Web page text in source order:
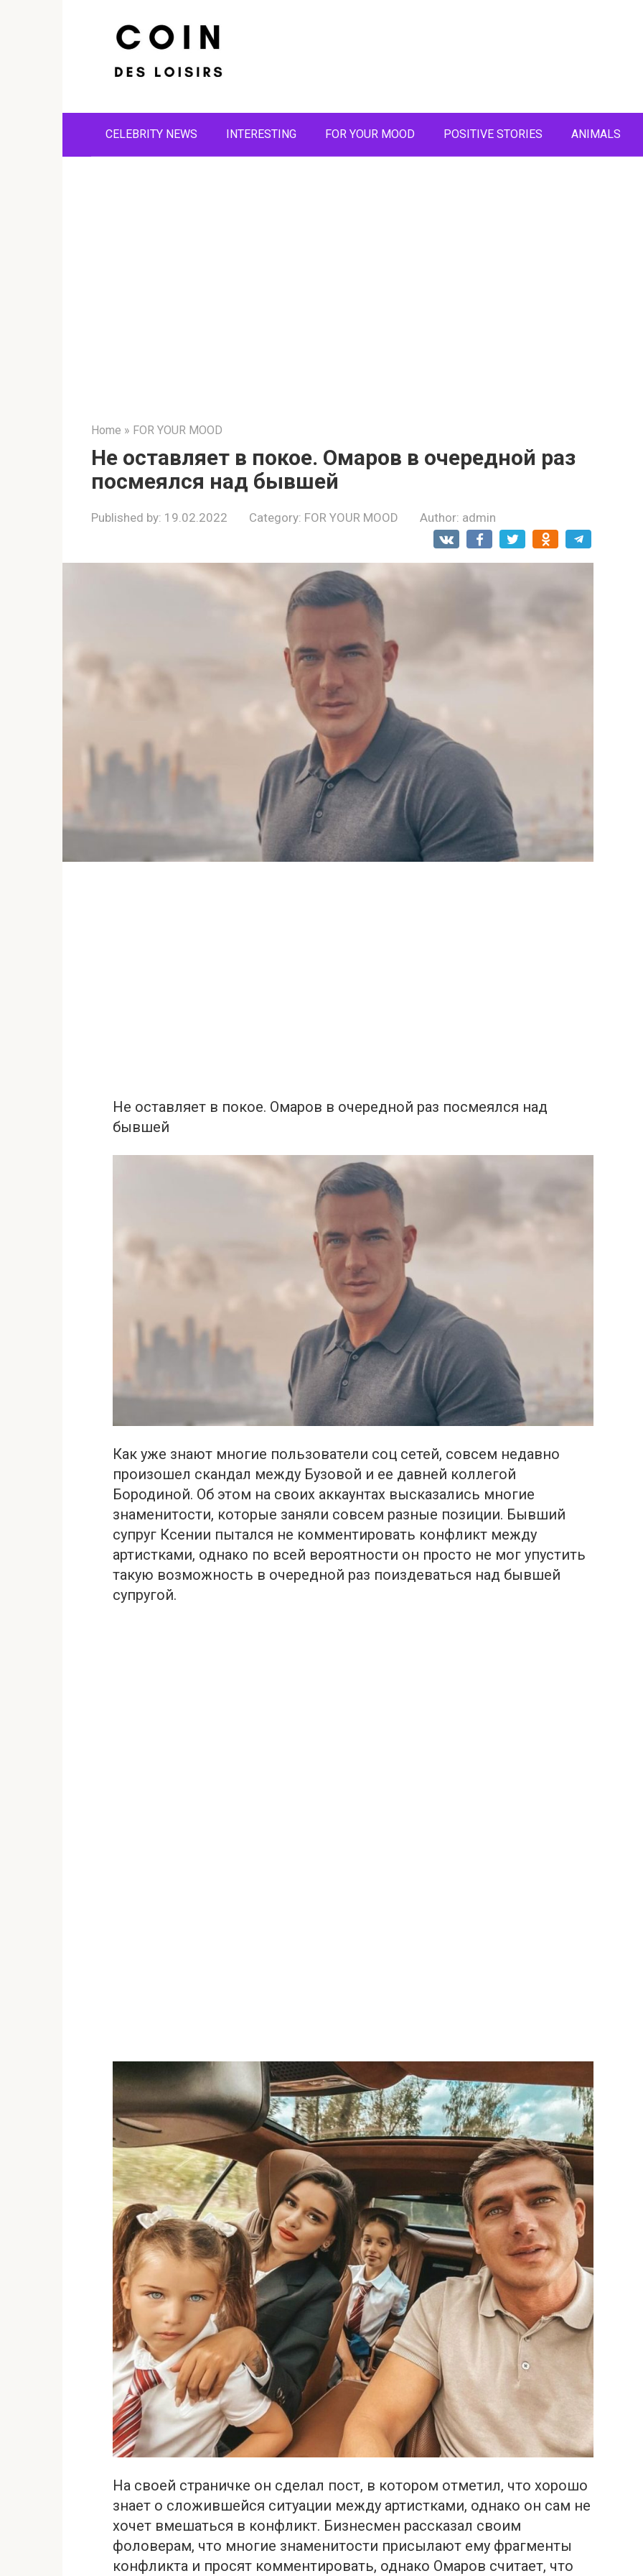
CELEBRITY NEWS INTERESTING FOR YOUR MOOD POSITIVE STORIES ANIMALS
Home » FOR YOUR MOOD
Не оставляет в покое. Омаров в очередной раз
посмеялся над бывшей
Published by: 19.02.2022 Category: FOR YOUR MOOD Author: admin
Не оставляет в покое. Омаров в очередной раз посмеялся над
бывшей
Как уже знают многие пользователи соц сетей, совсем недавно
произошел скандал между Бузовой и ее давней коллегой
Бородиной. Об этом на своих аккаунтах высказались многие
знаменитости, которые заняли совсем разные позиции. Бывший
супруг Ксении пытался не комментировать конфликт между
артистками, однако по всей вероятности он просто не мог упустить
такую возможность в очередной раз поиздеваться над бывшей
супругой.
На своей страничке он сделал пост, в котором отметил, что хорошо
знает о сложившейся ситуации между артистками, однако он сам не
хочет вмешаться в конфликт. Бизнесмен рассказал своим
фоловерам, что многие знаменитости присылают ему фрагменты
конфликта и просят комментировать, однако Омаров считает, что